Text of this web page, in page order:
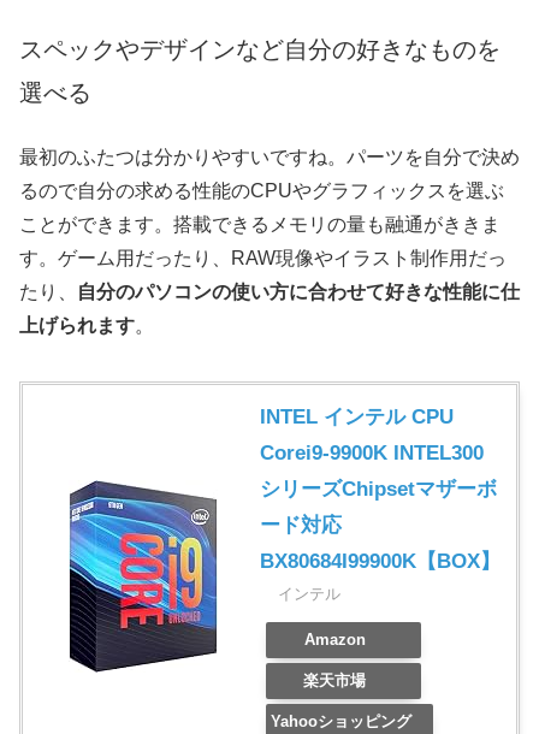
スペックやデザインなど自分の好きなものを
選べる
最初のふたつは分かりやすいですね。パーツを自分で決め
るので自分の求める性能のCPUやグラフィックスを選ぶ
ことができます。搭載できるメモリの量も融通がききま
す。ゲーム用だったり、RAW現像やイラスト制作用だっ
たり、
自分のパソコンの使い方に合わせて好きな性能に仕
上げられます。
INTEL インテル CPU
Corei9-9900K INTEL300
シリーズChipsetマザーボ
ード対応
BX80684I99900K【BOX】
インテル
Amazon
楽天市場
Yahooショッピング